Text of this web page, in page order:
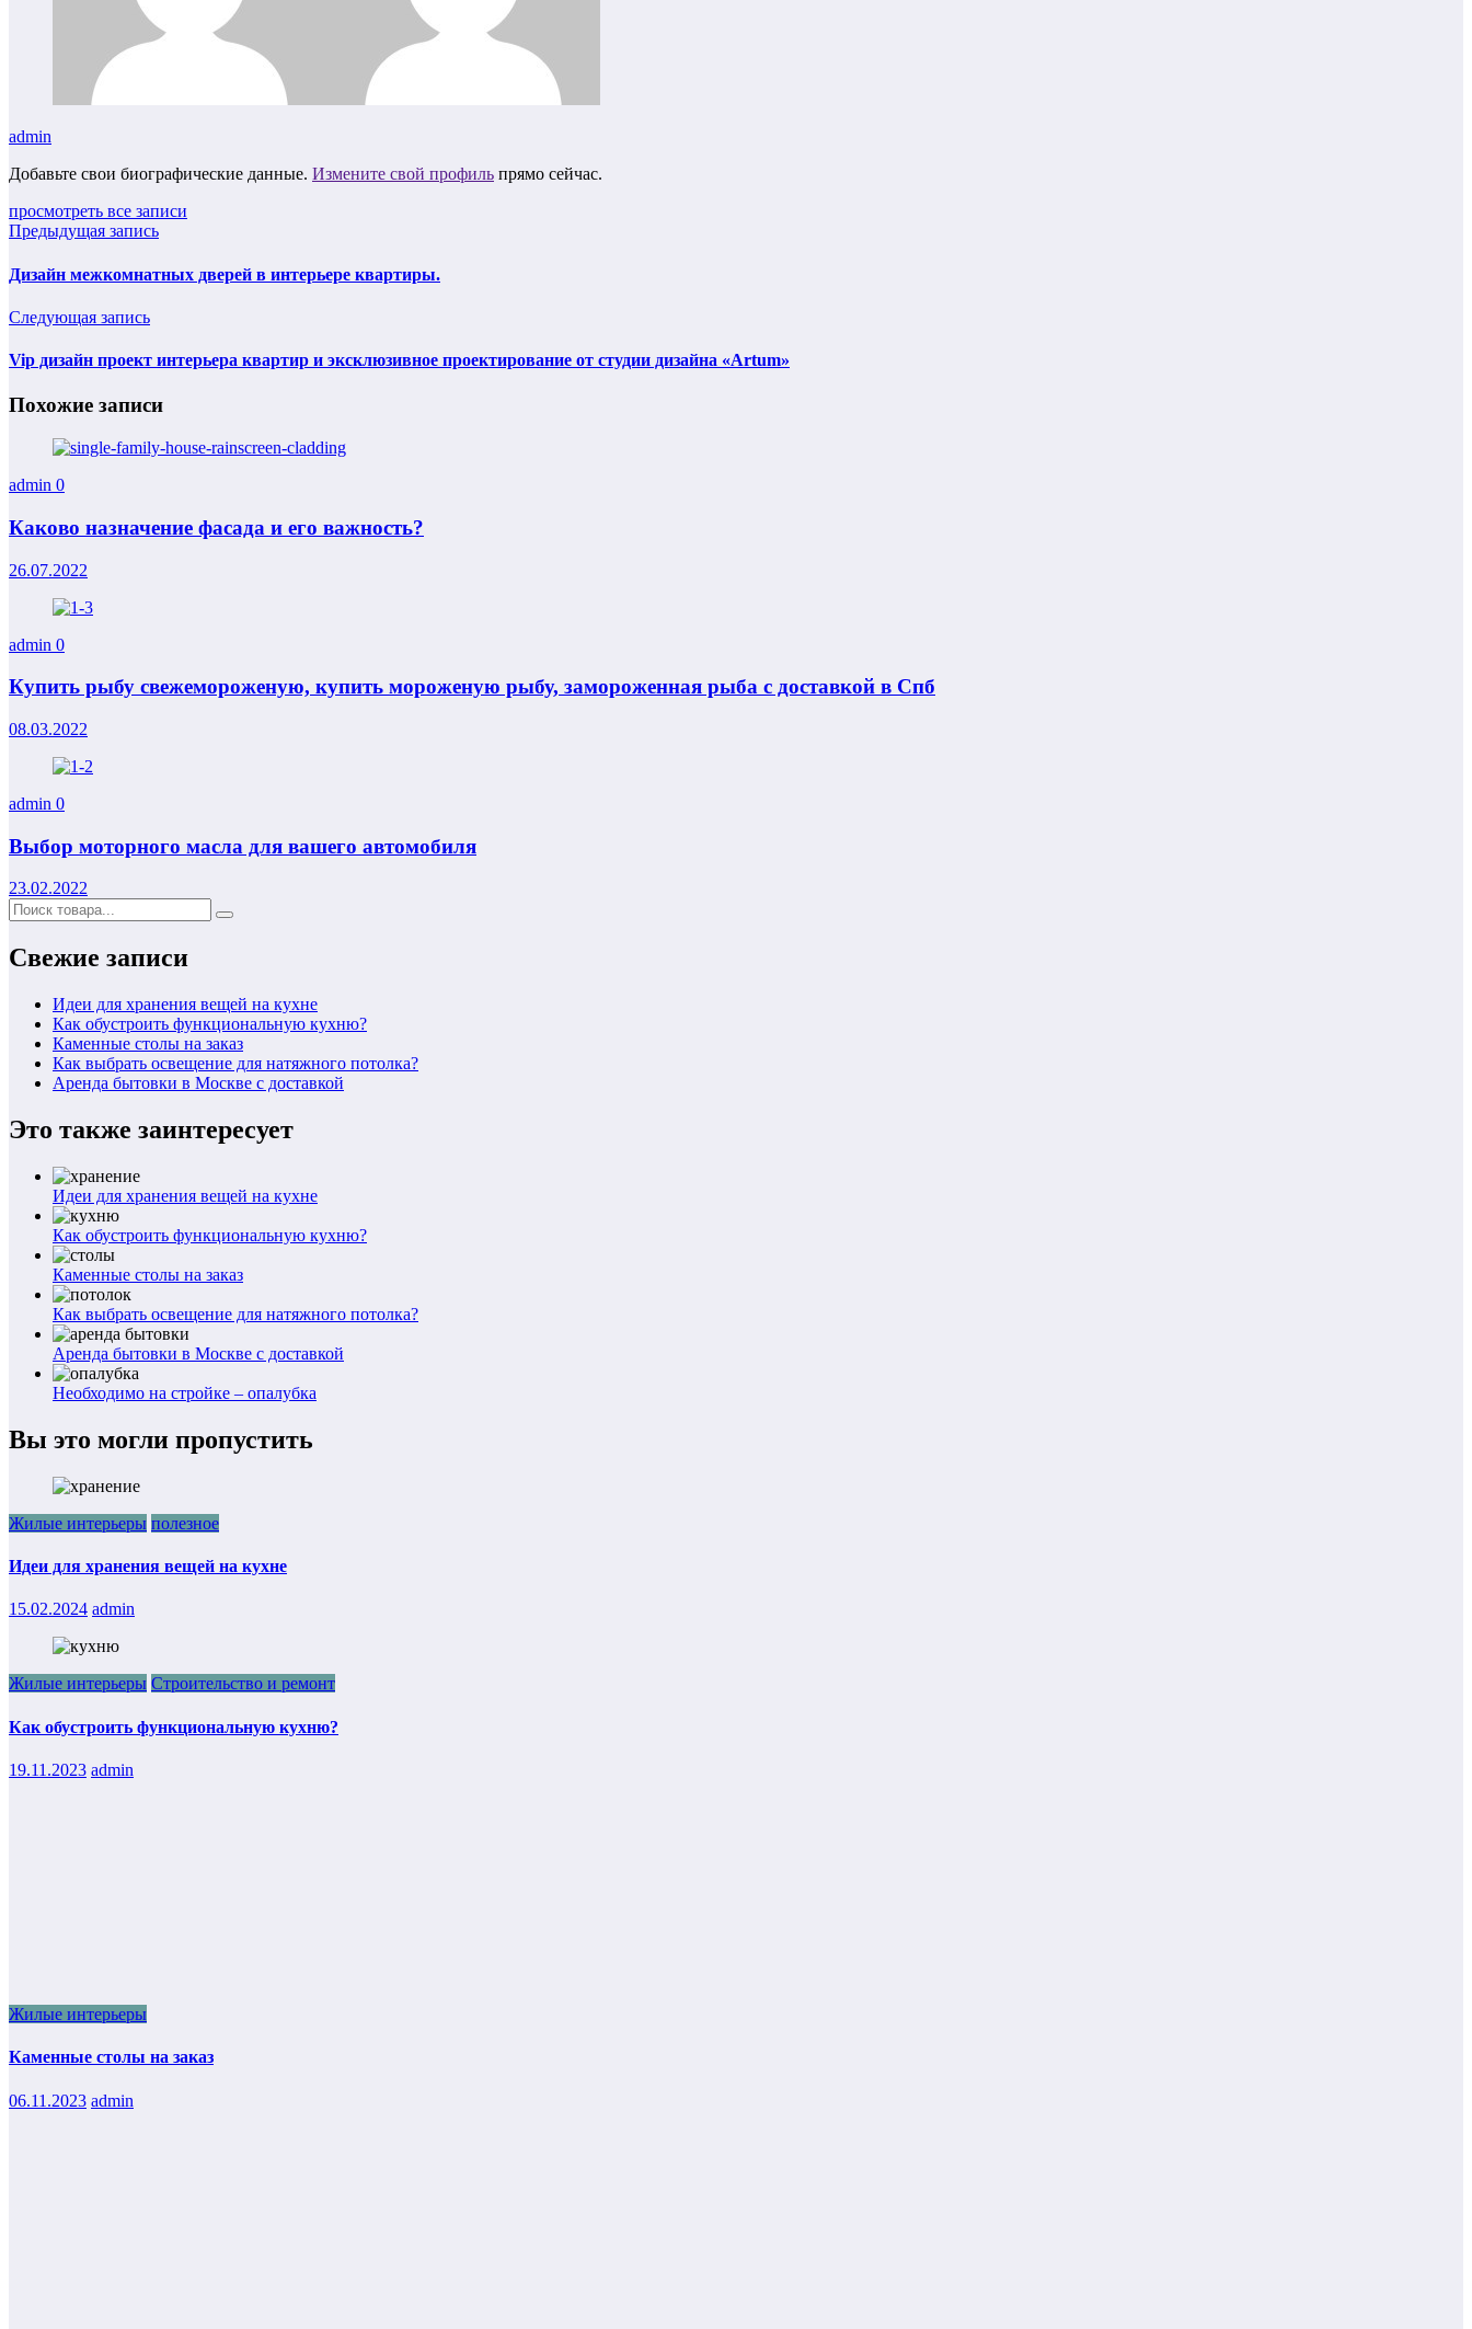
admin
Добавьте свои биографические данные. Измените свой профиль прямо сейчас.
просмотреть все записи
Предыдущая запись
Дизайн межкомнатных дверей в интерьере квартиры.
Следующая запись
Vip дизайн проект интерьера квартир и эксклюзивное проектирование от студии дизайна «Artum»
Похожие записи
admin 0
Каково назначение фасада и его важность?
26.07.2022
admin 0
Купить рыбу свежемороженую, купить мороженую рыбу, замороженная рыба с доставкой в Спб
08.03.2022
admin 0
Выбор моторного масла для вашего автомобиля
23.02.2022
Свежие записи
Идеи для хранения вещей на кухне
Как обустроить функциональную кухню?
Каменные столы на заказ
Как выбрать освещение для натяжного потолка?
Аренда бытовки в Москве с доставкой
Это также заинтересует
Идеи для хранения вещей на кухне
Как обустроить функциональную кухню?
Каменные столы на заказ
Как выбрать освещение для натяжного потолка?
Аренда бытовки в Москве с доставкой
Необходимо на стройке – опалубка
Вы это могли пропустить
Жилые интерьеры полезное
Идеи для хранения вещей на кухне
15.02.2024 admin
Жилые интерьеры Строительство и ремонт
Как обустроить функциональную кухню?
19.11.2023 admin
Жилые интерьеры
Каменные столы на заказ
06.11.2023 admin